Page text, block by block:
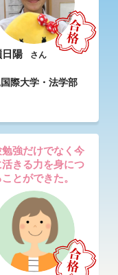
陽 さん
際大学・法学部
勉強だけでなく今
きる力を身につ
とができた。